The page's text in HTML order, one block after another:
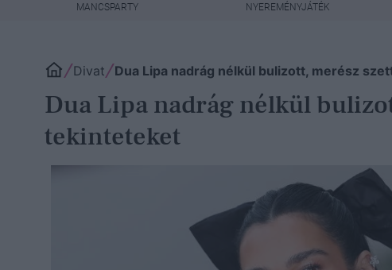
MANCSPARTY NYEREMÉNYJÁTÉK
Divat Dua Lipa nadrág nélkül bulizott, merész
Dua Lipa nadrág nélkül
tekinteteket